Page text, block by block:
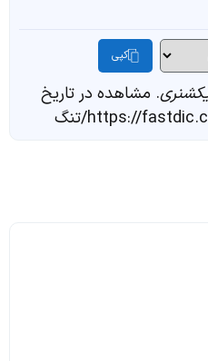
کپی
. مشاهده در تاریخ